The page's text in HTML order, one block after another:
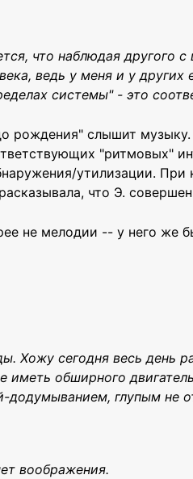
что наблюдая другого с
ведь у меня и у других
системы" - это
рождения" слышит
"ритмовых"
утилизации. При
что Э.
не мелодии -- у него же
Хожу сегодня весь день
обширного
додумыванием, глупым
воображения.